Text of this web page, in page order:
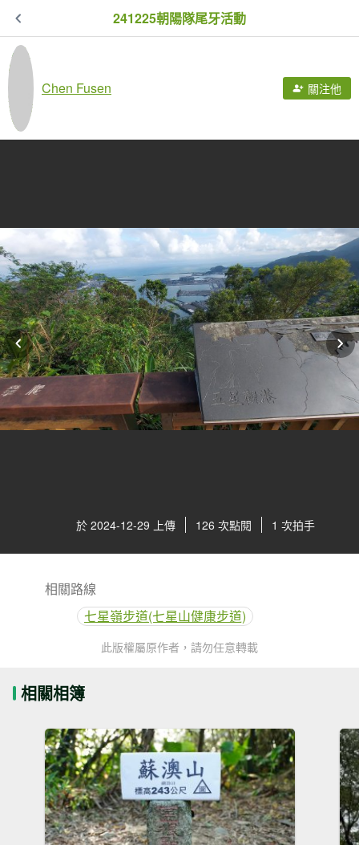
241225朝陽隊尾牙活動
Chen Fusen 關注他
於 2024-12-29 上傳 126 次點閱 1 次拍手
相關路線
七星嶺步道(七星山健康步道)
此版權屬原作者，請勿任意轉載
相關相簿